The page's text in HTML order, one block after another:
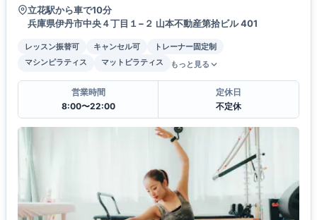
立花駅から車で10分
兵庫県伊丹市中央４丁目１−２ 山本不動産第拾ビル 401
レッスン振替可 キャンセル可
トレーナー固定制
マシンピラティス
マットピラティス もっと見る
営業時間
8:00〜22:00
定休日
不定休